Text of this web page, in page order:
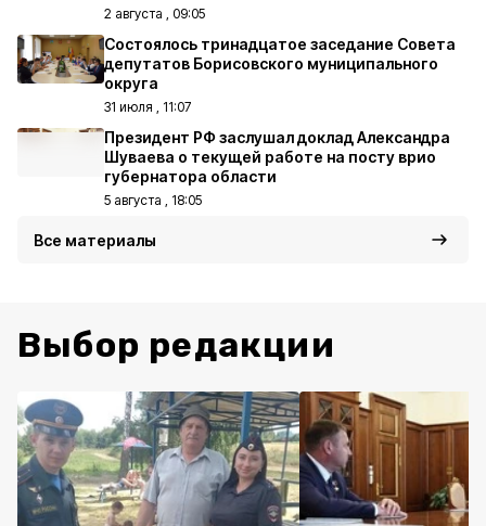
2 августа , 09:05
Состоялось тринадцатое заседание Совета
депутатов Борисовского муниципального
округа
31 июля , 11:07
Президент РФ заслушал доклад Александра
Шуваева о текущей работе на посту врио
губернатора области
5 августа , 18:05
Все материалы
Выбор редакции